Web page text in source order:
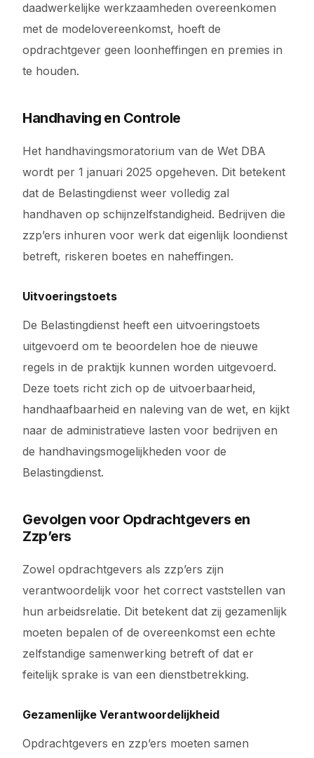
daadwerkelijke werkzaamheden overeenkomen
met de modelovereenkomst, hoeft de
opdrachtgever geen loonheffingen en premies in
te houden.
Handhaving en Controle
Het handhavingsmoratorium van de Wet DBA
wordt per 1 januari 2025 opgeheven. Dit betekent
dat de Belastingdienst weer volledig zal
handhaven op schijnzelfstandigheid. Bedrijven die
zzp’ers inhuren voor werk dat eigenlijk loondienst
betreft, riskeren boetes en naheffingen.
Uitvoeringstoets
De Belastingdienst heeft een uitvoeringstoets
uitgevoerd om te beoordelen hoe de nieuwe
regels in de praktijk kunnen worden uitgevoerd.
Deze toets richt zich op de uitvoerbaarheid,
handhaafbaarheid en naleving van de wet, en kijkt
naar de administratieve lasten voor bedrijven en
de handhavingsmogelijkheden voor de
Belastingdienst.
Gevolgen voor Opdrachtgevers en
Zzp’ers
Zowel opdrachtgevers als zzp’ers zijn
verantwoordelijk voor het correct vaststellen van
hun arbeidsrelatie. Dit betekent dat zij gezamenlijk
moeten bepalen of de overeenkomst een echte
zelfstandige samenwerking betreft of dat er
feitelijk sprake is van een dienstbetrekking.
Gezamenlijke Verantwoordelijkheid
Opdrachtgevers en zzp’ers moeten samen